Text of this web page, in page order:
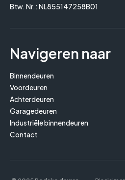
Btw. Nr.: NL855147258B01
Navigeren naar
Binnendeuren
Voordeuren
Achterdeuren
Garagedeuren
Industriële binnendeuren
Contact